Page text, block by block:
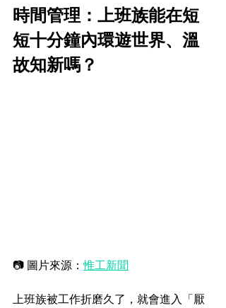
時間管理：上班族能在短
短十分鐘內環遊世界、溫
故知新嗎？
📷 圖片來源：惟工新聞
上班族被工作折磨久了，就會進入「厭